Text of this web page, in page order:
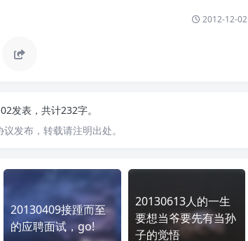
2012-12-02
发表，共计232字。
发布，转载请注明出处。
20130409接踵而至
的应聘面试，go!
20130613人的一生
要想当爷要先有当孙
子的觉悟